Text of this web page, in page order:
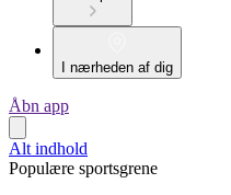
I nærheden af dig
Åbn app
Alt indhold
Populære sportsgrene